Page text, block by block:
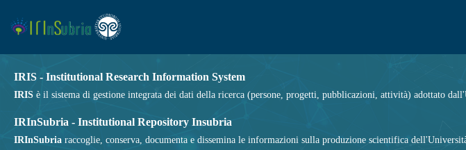
IRIS - Institutional Research Information System
IRIS è il sistema di gestione integrata dei dati della ricerca (persone, progetti, pubblicazioni, attività) adottato
IRInSubria - Institutional Repository Insubria
IRInSubria raccoglie, conserva, documenta e dissemina le informazioni sulla produzione scientifica